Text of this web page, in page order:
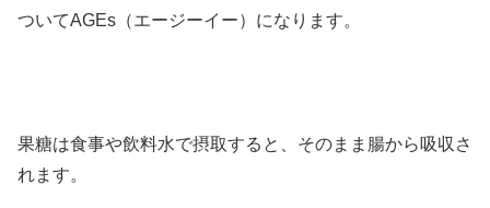
ついてAGEs（エージーイー）になります。
果糖は食事や飲料水で摂取すると、そのまま腸から吸収さ
れます。